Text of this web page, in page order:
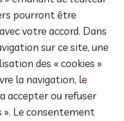
pourront être
votre accord. Dans
sur ce site, une
des « cookies »
la navigation, le
accepter ou refuser
». Le consentement